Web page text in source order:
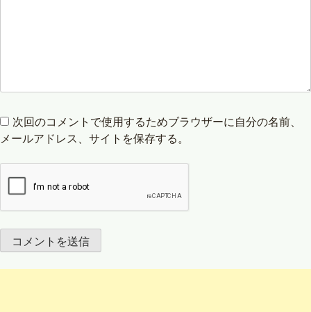
次回のコメントで使用するためブラウザーに自分の名前、
メールアドレス、サイトを保存する。